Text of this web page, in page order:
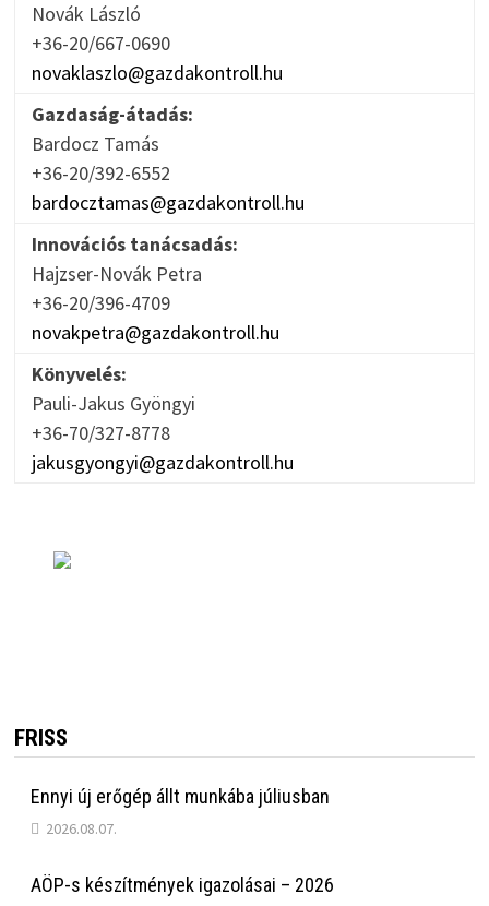
Novák László
+36-20/667-0690
novaklaszlo@gazdakontroll.hu
Gazdaság-átadás:
Bardocz Tamás
+36-20/392-6552
bardocztamas@gazdakontroll.hu
Innovációs tanácsadás:
Hajzser-Novák Petra
+36-20/396-4709
novakpetra@gazdakontroll.hu
Könyvelés:
Pauli-Jakus Gyöngyi
+36-70/327-8778
jakusgyongyi@gazdakontroll.hu
FRISS
Ennyi új erőgép állt munkába júliusban
2026.08.07.
AÖP-s készítmények igazolásai – 2026